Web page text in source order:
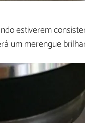
estiverem
um merengue